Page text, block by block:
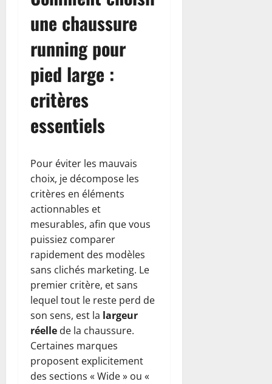
une chaussure
running pour
pied large :
critères
essentiels
Pour éviter les mauvais
choix, je décompose les
critères en éléments
actionnables et
mesurables, afin que vous
puissiez comparer
rapidement des modèles
sans clichés marketing. Le
premier critère, et sans
lequel tout le reste perd de
son sens, est la largeur
réelle de la chaussure.
Certaines marques
proposent explicitement
des sections « Wide » ou «